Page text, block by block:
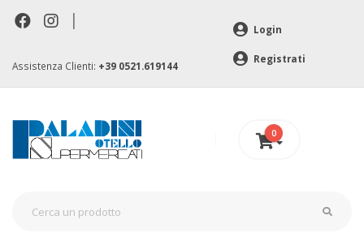
|
Assistenza Clienti: +39 0521.619144
Login
Registrati
0